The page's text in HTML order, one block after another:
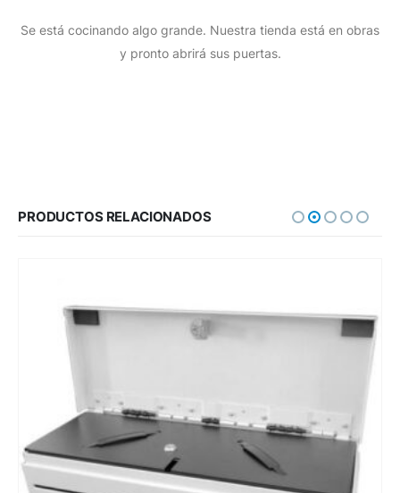
Se está cocinando algo grande. Nuestra tienda está en obras
y pronto abrirá sus puertas.
PRODUCTOS RELACIONADOS